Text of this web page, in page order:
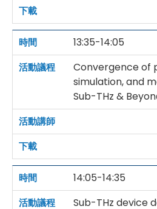
13:35-14:05
Convergence of
simulation, and
Sub-THz &
14:05-14:35
Sub-THz device